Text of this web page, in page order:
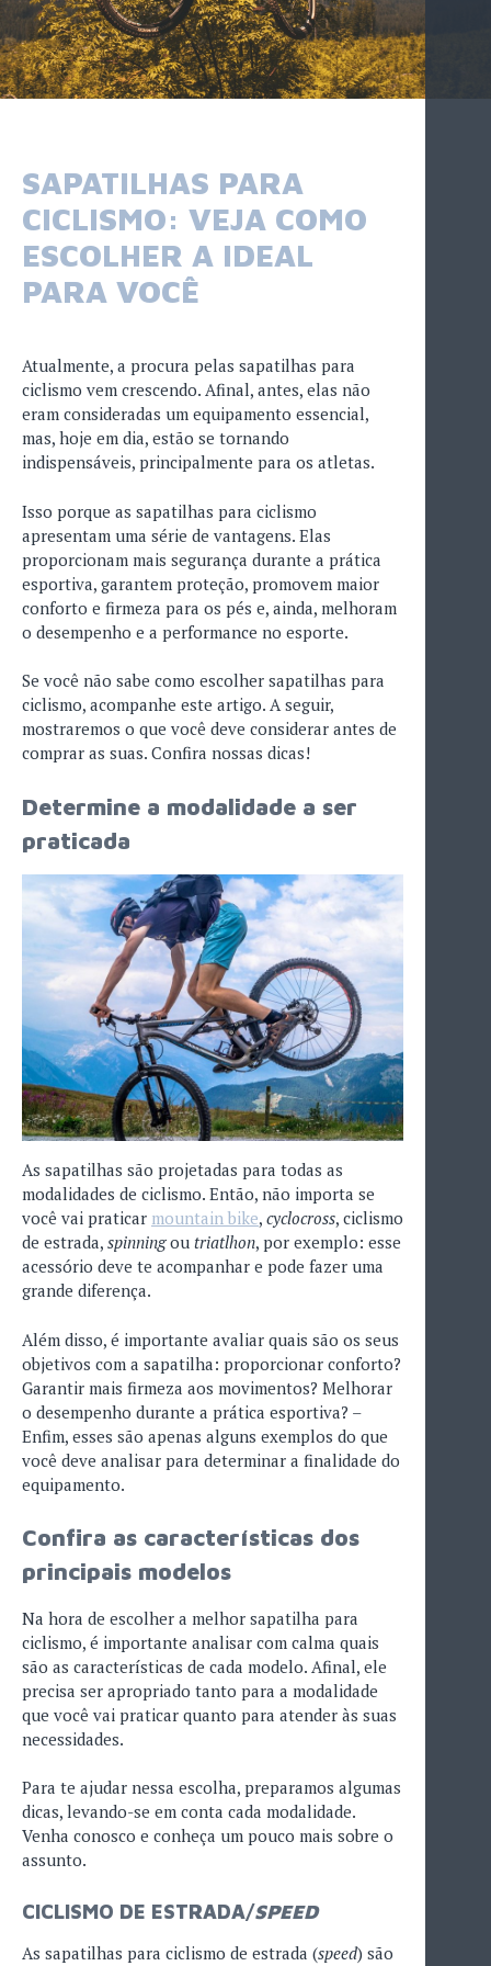
SAPATILHAS PARA
CICLISMO: VEJA COMO
ESCOLHER A IDEAL
PARA VOCÊ
Atualmente, a procura pelas sapatilhas para
ciclismo vem crescendo. Afinal, antes, elas não
eram consideradas um equipamento essencial,
mas, hoje em dia, estão se tornando
indispensáveis, principalmente para os atletas.
Isso porque as sapatilhas para ciclismo
apresentam uma série de vantagens. Elas
proporcionam mais segurança durante a prática
esportiva, garantem proteção, promovem maior
conforto e firmeza para os pés e, ainda, melhoram
o desempenho e a performance no esporte.
Se você não sabe como escolher sapatilhas para
ciclismo, acompanhe este artigo. A seguir,
mostraremos o que você deve considerar antes de
comprar as suas. Confira nossas dicas!
Determine a modalidade a ser
praticada
As sapatilhas são projetadas para todas as
modalidades de ciclismo. Então, não importa se
você vai praticar mountain bike, cyclocross, ciclismo
de estrada, spinningou triatlhon, por exemplo: esse
acessório deve te acompanhar e pode fazer uma
grande diferença.
Além disso, é importante avaliar quais são os seus
objetivos com a sapatilha: proporcionar conforto?
Garantir mais firmeza aos movimentos? Melhorar
o desempenho durante a prática esportiva? –
Enfim, esses são apenas alguns exemplos do que
você deve analisar para determinar a finalidade do
equipamento.
Confira as características dos
principais modelos
Na hora de escolher a melhor sapatilha para
ciclismo, é importante analisar com calma quais
são as características de cada modelo. Afinal, ele
precisa ser apropriado tanto para a modalidade
que você vai praticar quanto para atender às suas
necessidades.
Para te ajudar nessa escolha, preparamos algumas
dicas, levando-se em conta cada modalidade.
Venha conosco e conheça um pouco mais sobre o
assunto.
CICLISMO DE ESTRADA/SPEED
As sapatilhas para ciclismo de estrada (speed) são